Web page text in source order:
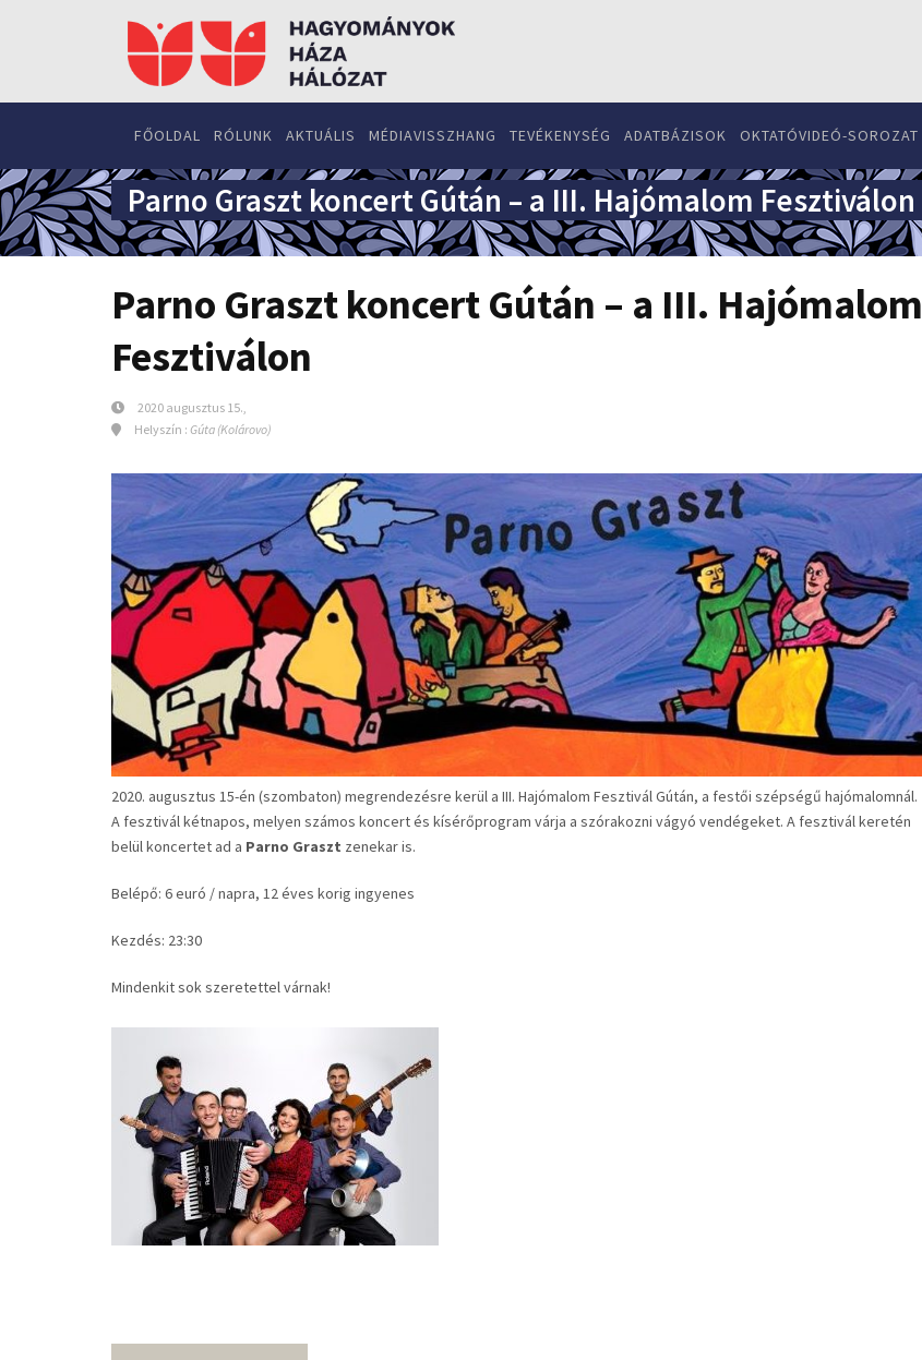
FŐOLDAL RÓLUNK AKTUÁLIS MÉDIAVISSZHANG TEVÉKENYSÉG ADATBÁZISOK OKTATÓVIDEÓ-SOROZAT
Parno Graszt koncert Gútán – a III. Hajómalom Fesztiválon
Parno Graszt koncert Gútán – a III. Hajómalom
Fesztiválon
2020 augusztus 15.,
Helyszín : Gúta (Kolárovo)
2020. augusztus 15-én (szombaton) megrendezésre kerül a III. Hajómalom Fesztivál Gútán, a festői szépségű hajómalomnál.
A fesztivál kétnapos, melyen számos koncert és kísérőprogram várja a szórakozni vágyó vendégeket. A fesztivál keretén
belül koncertet ad a Parno Graszt zenekar is.
Belépő: 6 euró / napra, 12 éves korig ingyenes
Kezdés: 23:30
Mindenkit sok szeretettel várnak!